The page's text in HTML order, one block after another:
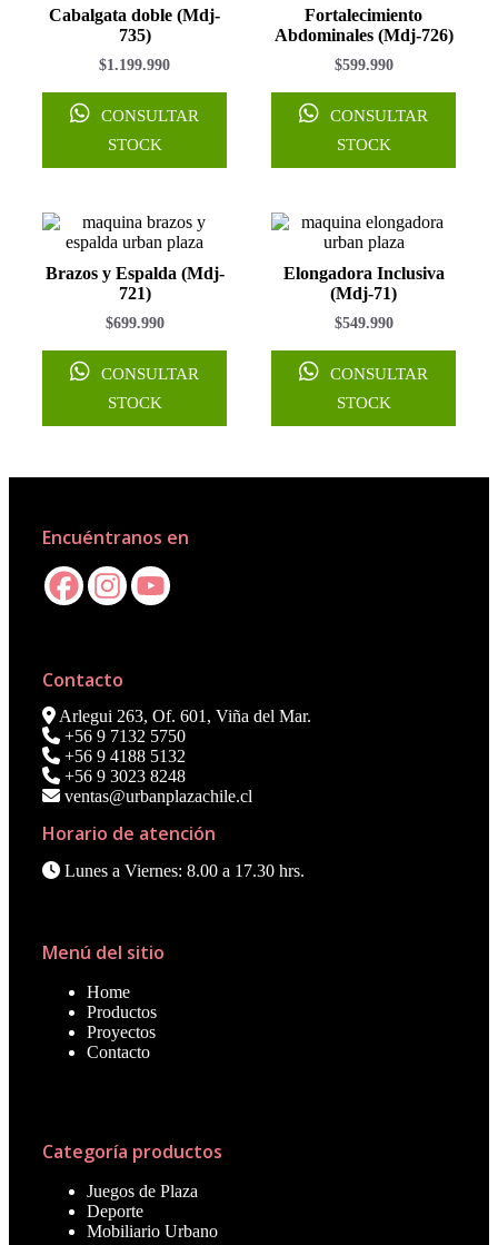
Cabalgata doble (Mdj-
735)
$1.199.990
CONSULTAR
STOCK
Fortalecimiento
Abdominales (Mdj-726)
$599.990
CONSULTAR
STOCK
Brazos y Espalda (Mdj-
721)
$699.990
CONSULTAR
STOCK
Elongadora Inclusiva
(Mdj-71)
$549.990
CONSULTAR
STOCK
Encuéntranos en
Contacto
Arlegui 263, Of. 601, Viña del Mar.
+56 9 7132 5750
+56 9 4188 5132
+56 9 3023 8248
ventas@urbanplazachile.cl
Horario de atención
Lunes a Viernes: 8.00 a 17.30 hrs.
Menú del sitio
Home
Productos
Proyectos
Contacto
Categoría productos
Juegos de Plaza
Deporte
Mobiliario Urbano